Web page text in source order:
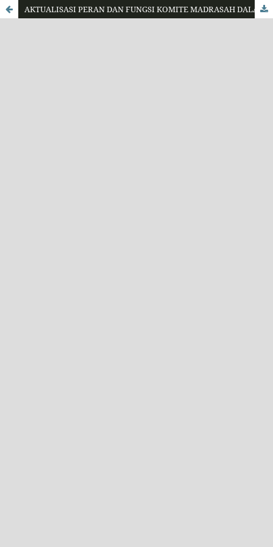
AKTUALISASI PERAN DAN FUNGSI KOMITE MADRASAH DALAM MENINGKATKAN KINERJA GURU SEBAGAI IMPLEMENTASI MANAJEMEN BERBASIS SEKOLAH